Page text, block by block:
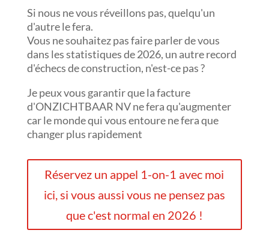
Si nous ne vous réveillons pas, quelqu'un
d'autre le fera.
Vous ne souhaitez pas faire parler de vous
dans les statistiques de 2026, un autre record
d'échecs de construction, n'est-ce pas ?
Je peux vous garantir que la facture
d'ONZICHTBAAR NV ne fera qu'augmenter
car le monde qui vous entoure ne fera que
changer plus rapidement
Réservez un appel 1-on-1 avec moi
ici, si vous aussi vous ne pensez pas
que c'est normal en 2026 !